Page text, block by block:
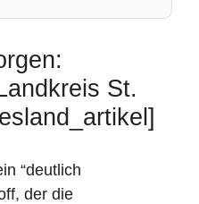
St.
“deutlich
der die